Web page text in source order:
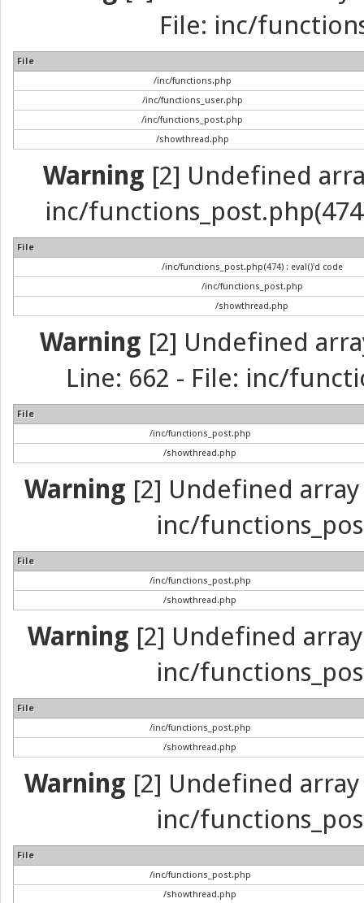
File: inc/
File
/inc/functions.php
/inc/functions_user.php
/inc/functions_post.php
/showthread.php
Warning [2] Undefined
inc/
File
/inc/functions_post.php(474) : eval()'d code
/inc/functions_post.php
/showthread.php
Warning [2] Undefined
Line: 662 - File: inc/
File
/inc/functions_post.php
/showthread.php
Warning [2] Undefined
inc/
File
/inc/functions_post.php
/showthread.php
Warning [2] Undefined
inc/
File
/inc/functions_post.php
/showthread.php
Warning [2] Undefined
inc/
File
/inc/functions_post.php
/showthread.php